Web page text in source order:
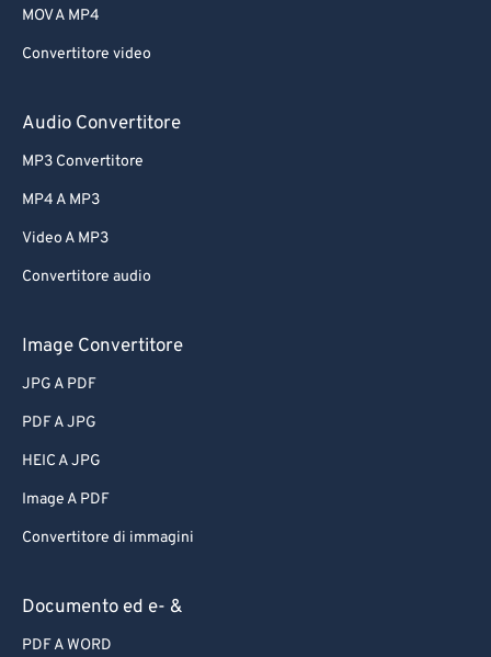
MOV A MP4
Convertitore video
Audio Convertitore
MP3 Convertitore
MP4 A MP3
Video A MP3
Convertitore audio
Image Convertitore
JPG A PDF
PDF A JPG
HEIC A JPG
Image A PDF
Convertitore di immagini
Documento ed e- &
PDF A WORD